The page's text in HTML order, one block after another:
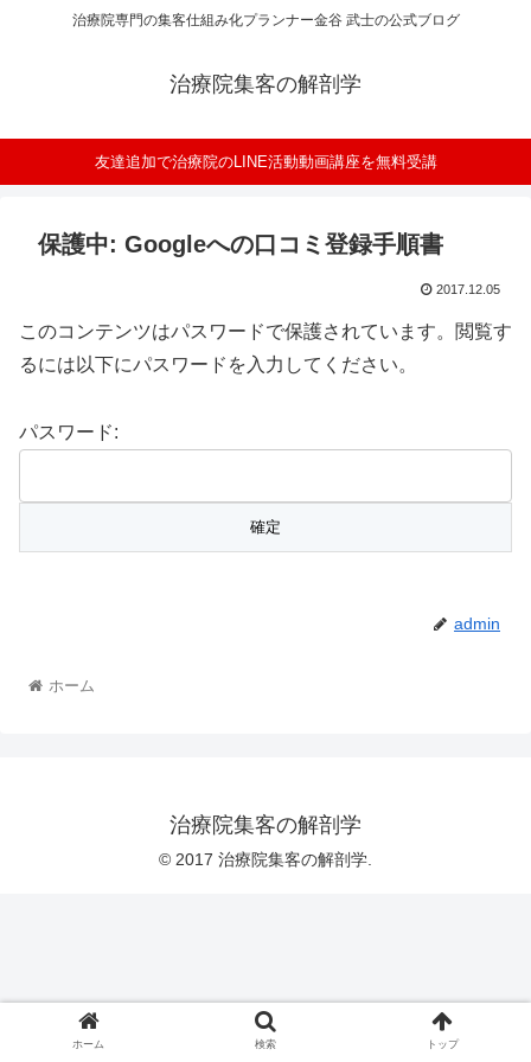
治療院専門の集客仕組み化プランナー金谷 武士の公式ブログ
治療院集客の解剖学
友達追加で治療院のLINE活動動画講座を無料受講
保護中: Googleへの口コミ登録手順書
2017.12.05
このコンテンツはパスワードで保護されています。閲覧す
るには以下にパスワードを入力してください。
パスワード:
admin
ホーム
治療院集客の解剖学
© 2017 治療院集客の解剖学.
ホーム 検索 トップ